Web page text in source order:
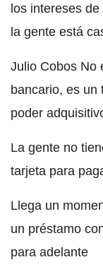
los intereses
la gente está
Julio Cobos No
bancario, es un
poder
La gente no
tarjeta para
Llega un
un préstamo
para adelante